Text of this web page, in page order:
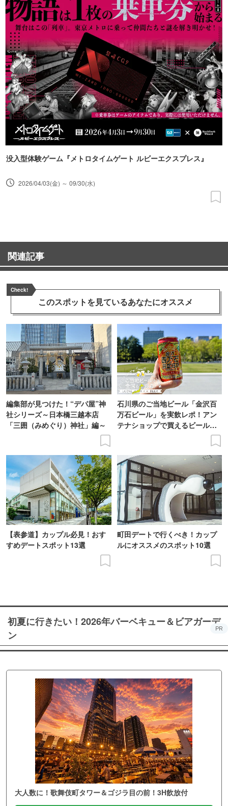
没入型体験ゲーム『メトロタイムゲート ルビーエクスプレス』
2026/04/03(金) ～ 09/30(水)
関連記事
Check!
このスポットを見ているあなたにオススメ
編集部が見つけた！“デパ屋”神
社シリーズ～日本橋三越本店
「三囲（みめぐり）神社」編～
石川県のご当地ビール「金沢百
万石ビール」を実飲レポ！アン
テナショップで買えるビール特
【表参道】カップル必見！おす
すめデートスポット13選
町田デートで行くべき！カップ
ルにオススメのスポット10選
初夏に行きたい！2026年バーベキュー＆ビアガーデ
ン
PR
大人数に！歌舞伎町タワー＆ゴジラ目の前！3H飲放付